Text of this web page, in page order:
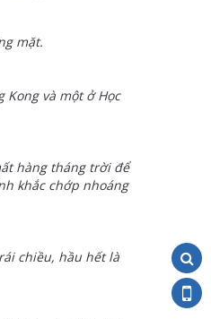
mặt.
Kong và một ở Học
hàng tháng trời để
khắc chớp nhoáng
chiều, hầu hết là